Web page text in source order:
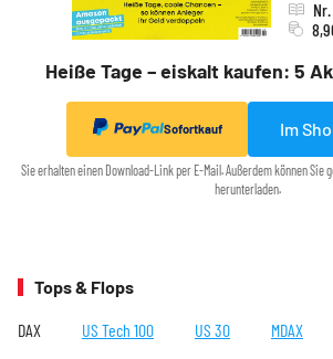
Heiße Tage – eiskalt kaufen: 5
Sofortkauf Im
Sie erhalten einen Download-Link per E-Mail. Außerdem können Sie
herunterladen.
Tops & Flops
DAX US Tech 100 US 30 MDAX